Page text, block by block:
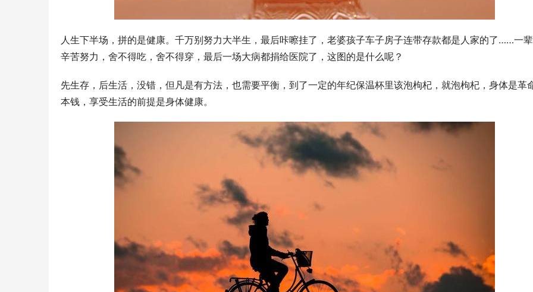
人生下半场，拼的是健康。千万别努力大半生，最后咔嚓挂了，老婆孩子车子房子连带存款都是人家的了……一
辛苦努力，舍不得吃，舍不得穿，最后一场大病都捐给医院了，这图的是什么呢？
先生存，后生活，没错，但凡是有方法，也需要平衡，到了一定的年纪保温杯里该泡枸杞，就泡枸杞，身体是革
本钱，享受生活的前提是身体健康。